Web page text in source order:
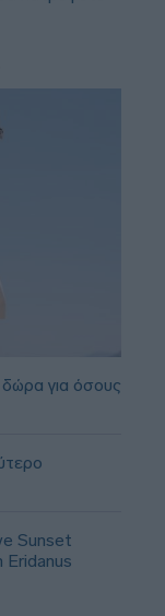
δώρα για όσους
Sunset
Eridanus